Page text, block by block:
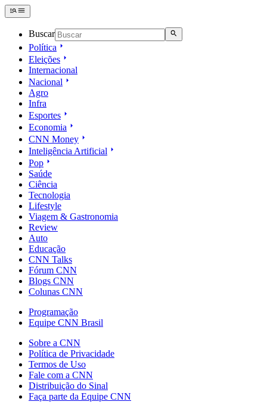
Buscar
Política
Eleições
Internacional
Nacional
Agro
Infra
Esportes
Economia
CNN Money
Inteligência Artificial
Pop
Saúde
Ciência
Tecnologia
Lifestyle
Viagem & Gastronomia
Review
Auto
Educação
CNN Talks
Fórum CNN
Blogs CNN
Colunas CNN
Programação
Equipe CNN Brasil
Sobre a CNN
Política de Privacidade
Termos de Uso
Fale com a CNN
Distribuição do Sinal
Faça parte da Equipe CNN